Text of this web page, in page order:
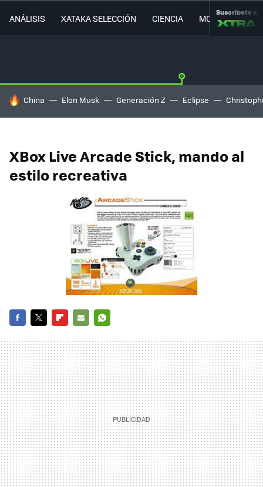
ANÁLISIS XATAKA SELECCIÓN CIENCIA MOVILIDAD
Suscríbete a
HOY SE HABLA DE
China Elon Musk Generación Z Eclipse
XBox Live Arcade Stick, mando al
estilo recreativa
MAIL